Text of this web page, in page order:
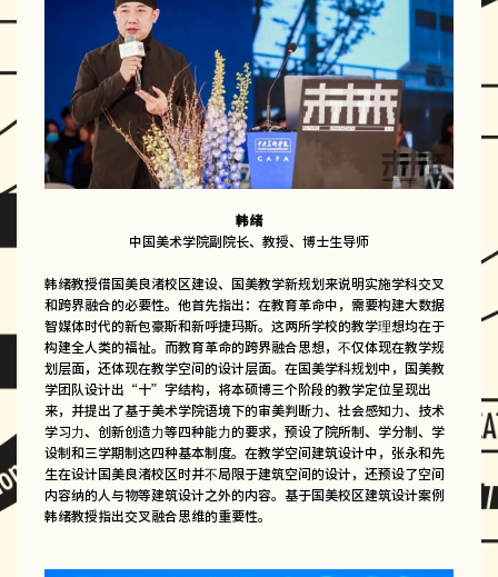
韩绪
中国美术学院副院长、教授、博士生导师
韩绪教授借国美良渚校区建设、国美教学新规划来说明实施学科交叉
和跨界融合的必要性。他首先指出：在教育革命中，需要构建大数据
智媒体时代的新包豪斯和新呼捷玛斯。这两所学校的教学理想均在于
构建全人类的福祉。而教育革命的跨界融合思想，不仅体现在教学规
划层面，还体现在教学空间的设计层面。在国美学科规划中，国美教
学团队设计出“十”字结构，将本硕博三个阶段的教学定位呈现出
来，并提出了基于美术学院语境下的审美判断力、社会感知力、技术
学习力、创新创造力等四种能力的要求，预设了院所制、学分制、学
设制和三学期制这四种基本制度。在教学空间建筑设计中，张永和先
生在设计国美良渚校区时并不局限于建筑空间的设计，还预设了空间
内容纳的人与物等建筑设计之外的内容。基于国美校区建筑设计案例
韩绪教授指出交叉融合思维的重要性。